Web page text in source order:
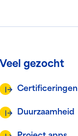
Veel gezocht
Certificeringen
Duurzaamheid